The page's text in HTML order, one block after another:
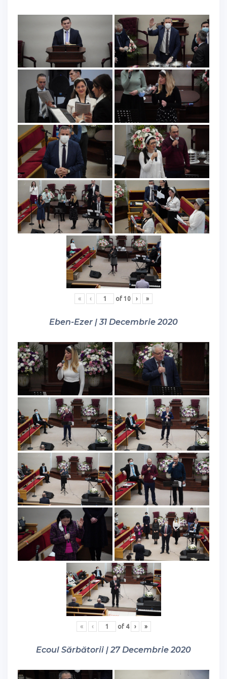
« ‹ of 10 › »
Eben-Ezer | 31 Decembrie 2020
« ‹ of 4 › »
Ecoul Sărbătorii | 27 Decembrie 2020